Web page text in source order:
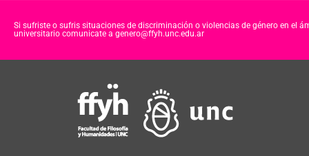
Si sufriste o sufris situaciones de discriminación o violencias de género en el
universitario comunicate a genero@ffyh.unc.edu.ar